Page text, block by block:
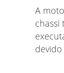
A
chassi